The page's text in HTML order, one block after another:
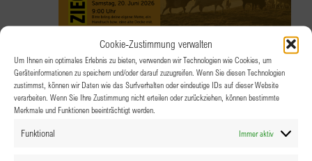
Cookie-Zustimmung verwalten
Um Ihnen ein optimales Erlebnis zu bieten, verwenden wir Technologien wie Cookies, um
Geräteinformationen zu speichern und/oder darauf zuzugreifen. Wenn Sie diesen Technologien
zustimmst, können wir Daten wie das Surfverhalten oder eindeutige IDs auf dieser Website
verarbeiten. Wenn Sie Ihre Zustimmung nicht erteilen oder zurückziehen, können bestimmte
Merkmale und Funktionen beeinträchtigt werden.
Funktional Immer aktiv
BPW Steyr – Ziegen- & Schafyoga am
20.06.2026 @ 9:00-11:00